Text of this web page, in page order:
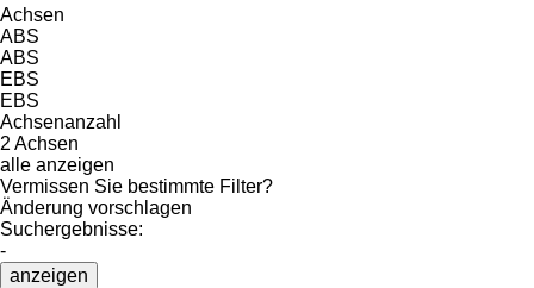
Achsen
ABS
ABS
EBS
EBS
Achsenanzahl
2 Achsen
alle anzeigen
Vermissen Sie bestimmte Filter?
Änderung vorschlagen
Suchergebnisse:
-
anzeigen